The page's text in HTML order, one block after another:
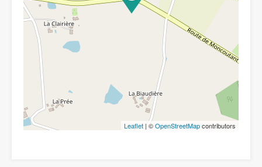
Leaflet | ©OpenStreetMapcontributors